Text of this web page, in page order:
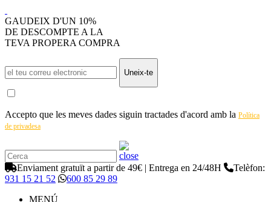
GAUDEIX D'UN 10%
DE DESCOMPTE A LA
TEVA PROPERA COMPRA
Uneix-te
Accepto que les meves dades siguin tractades d'acord amb la Política
de privadesa
Enviament gratuït a partir de 49€ | Entrega en 24/48H
Telèfon:
931 15 21 52
600 85 29 89
MENÚ